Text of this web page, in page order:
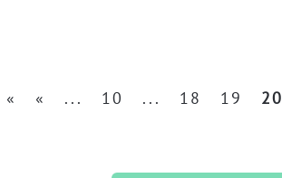
« « ... 10 ... 18 19 20